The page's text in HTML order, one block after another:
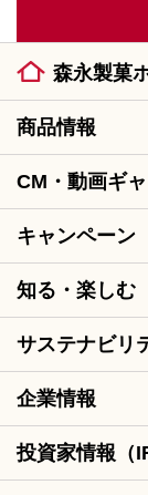
森永製菓
商品情報
CM・動画ギ
キャンペーン
知る・楽しむ
サステナビリ
企業情報
投資家情報（